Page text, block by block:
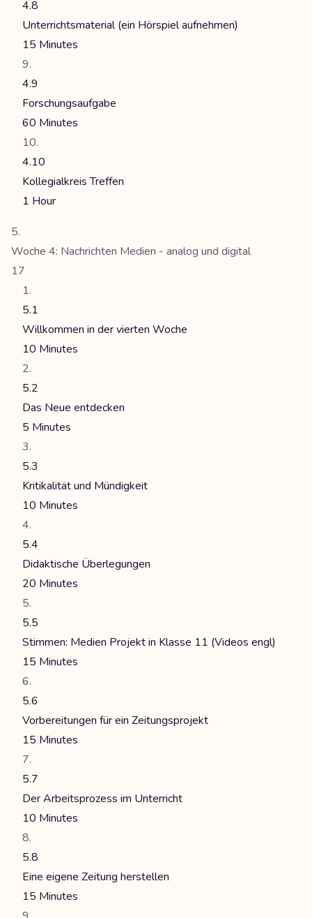
4.8
Unterrichtsmaterial (ein Hörspiel aufnehmen)
15 Minutes
4.9
Forschungsaufgabe
60 Minutes
4.10
Kollegialkreis Treffen
1 Hour
Woche 4: Nachrichten Medien - analog und digital
17
5.1
Willkommen in der vierten Woche
10 Minutes
5.2
Das Neue entdecken
5 Minutes
5.3
Kritikalität und Mündigkeit
10 Minutes
5.4
Didaktische Überlegungen
20 Minutes
5.5
Stimmen: Medien Projekt in Klasse 11 (Videos engl)
15 Minutes
5.6
Vorbereitungen für ein Zeitungsprojekt
15 Minutes
5.7
Der Arbeitsprozess im Unterricht
10 Minutes
5.8
Eine eigene Zeitung herstellen
15 Minutes